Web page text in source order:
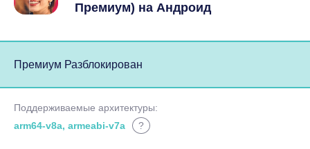
Премиум) на Андроид
Премиум Разблокирован
Поддерживаемые архитектуры:
arm64-v8a, armeabi-v7a
?